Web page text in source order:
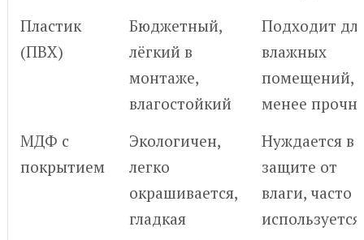
Пластик
(ПВХ)
Бюджетный,
лёгкий в
монтаже,
влагостойкий
Подходит
влажных
помещений,
менее
МДФ с
покрытием
Экологичен,
легко
окрашивается,
гладкая
Нуждается в
защите от
влаги, часто